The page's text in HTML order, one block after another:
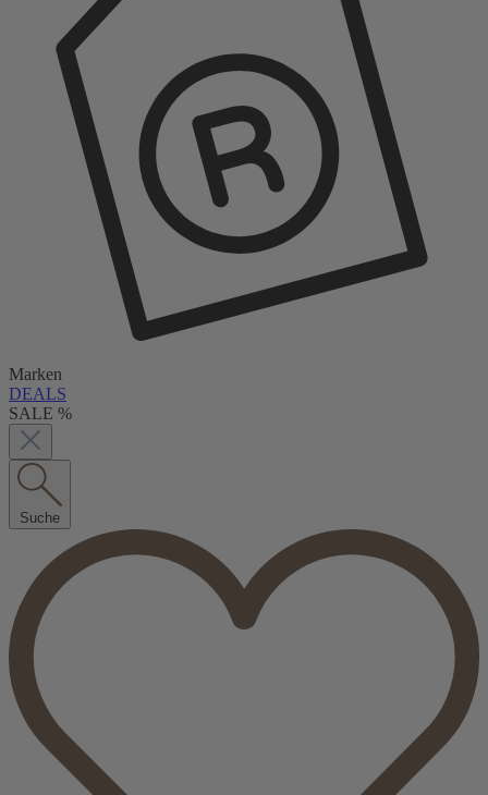
Marken
DEALS
SALE %
Suche